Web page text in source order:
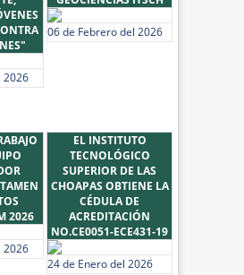
2026
06 de Febrero del 2026
2026
2026
EL INSTITUTO
TECNOLÓGICO
SUPERIOR DE LAS
CHOAPAS OBTIENE LA
CÉDULA DE
ACREDITACIÓN
NO.CE0051-ECE431-19
24 de Enero del 2026